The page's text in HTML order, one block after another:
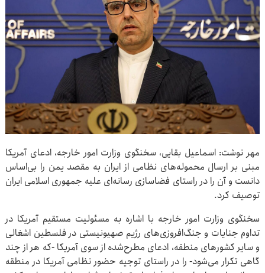
مهر نوشت: اسماعیل بقایی، سخنگوی وزارت امور خارجه، ادعای آمریکا
مبنی بر ارسال محموله‌های نظامی از ایران به مقصد یمن را بی‌اساس
دانست و آن را در راستای فضاسازی رسانه‌ای علیه جمهوری اسلامی ایران
توصیف کرد.
سخنگوی وزارت امور خارجه با اشاره به مسئولیت مستقیم آمریکا در
تداوم جنایات و جنگ‌افروزی‌های رژیم صهیونیستی در فلسطین اشغالی
و سایر کشورهای منطقه، ادعای مطرح‌شده از سوی آمریکا -که هر از چند
گاهی تکرار می‌شود- را در راستای توجیه حضور نظامی آمریکا در منطقه